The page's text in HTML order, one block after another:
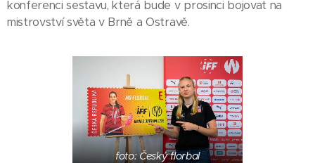
konferenci sestavu, která bude v prosinci bojovat na
mistrovství světa v Brně a Ostravě.
foto: Český florbal